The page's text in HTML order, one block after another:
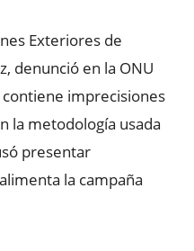
Exteriores de
denunció en la ONU
contiene imprecisiones
la metodología usada
presentar
la campaña